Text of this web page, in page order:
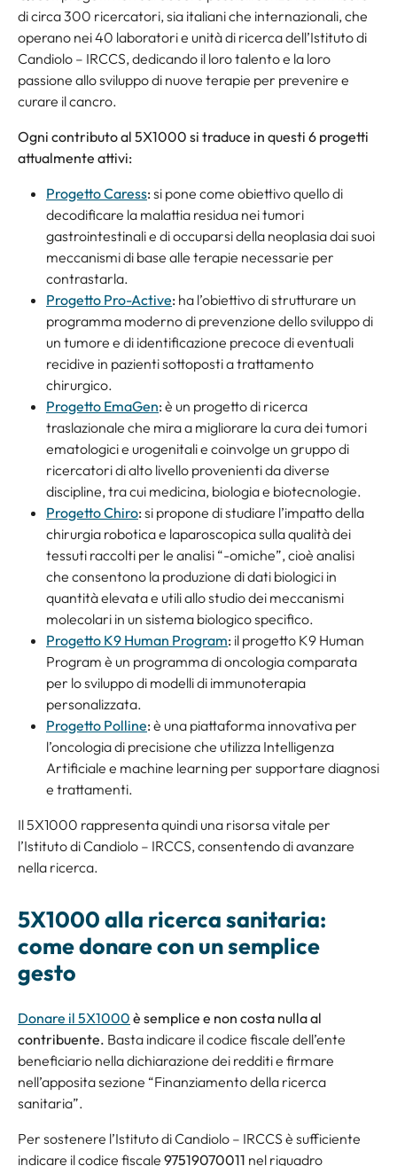
di circa 300 ricercatori, sia italiani che internazionali, che
operano nei 40 laboratori e unità di ricerca dell’Istituto di
Candiolo – IRCCS, dedicando il loro talento e la loro
passione allo sviluppo di nuove terapie per prevenire e
curare il cancro.
Ogni contributo al 5X1000 si traduce in questi 6 progetti
attualmente attivi:
Progetto Caress: si pone come obiettivo quello di
decodificare la malattia residua nei tumori
gastrointestinali e di occuparsi della neoplasia dai suoi
meccanismi di base alle terapie necessarie per
contrastarla.
Progetto Pro-Active: ha l’obiettivo di strutturare un
programma moderno di prevenzione dello sviluppo di
un tumore e di identificazione precoce di eventuali
recidive in pazienti sottoposti a trattamento
chirurgico.
Progetto EmaGen: è un progetto di ricerca
traslazionale che mira a migliorare la cura dei tumori
ematologici e urogenitali e coinvolge un gruppo di
ricercatori di alto livello provenienti da diverse
discipline, tra cui medicina, biologia e biotecnologie.
Progetto Chiro: si propone di studiare l’impatto della
chirurgia robotica e laparoscopica sulla qualità dei
tessuti raccolti per le analisi “-omiche”, cioè analisi
che consentono la produzione di dati biologici in
quantità elevata e utili allo studio dei meccanismi
molecolari in un sistema biologico specifico.
Progetto K9 Human Program: il progetto K9 Human
Program è un programma di oncologia comparata
per lo sviluppo di modelli di immunoterapia
personalizzata.
Progetto Polline: è una piattaforma innovativa per
l’oncologia di precisione che utilizza Intelligenza
Artificiale e machine learning per supportare diagnosi
e trattamenti.
Il 5X1000 rappresenta quindi una risorsa vitale per
l’Istituto di Candiolo – IRCCS, consentendo di avanzare
nella ricerca.
5X1000 alla ricerca sanitaria:
come donare con un semplice
gesto
Donare il 5X1000 è semplice e non costa nulla al
contribuente. Basta indicare il codice fiscale dell’ente
beneficiario nella dichiarazione dei redditi e firmare
nell’apposita sezione “Finanziamento della ricerca
sanitaria”.
Per sostenere l’Istituto di Candiolo – IRCCS è sufficiente
indicare il codice fiscale 97519070011 nel riquadro